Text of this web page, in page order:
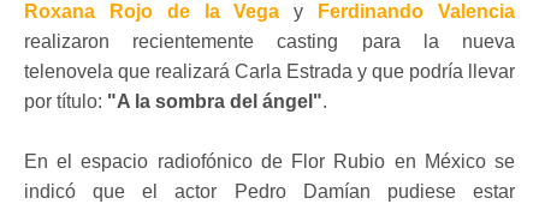
Roxana Rojo de la Vega y
Ferdinando Valencia
realizaron recientemente casting para la nueva
telenovela que realizará Carla Estrada y que podría llevar
por título: "A la sombra del ángel".
En el espacio radiofónico de Flor Rubio en México se
indicó que el actor Pedro Damían pudiese estar